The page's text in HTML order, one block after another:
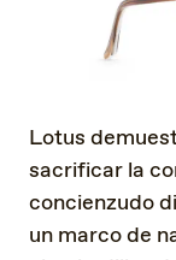
Lotus
sacrificar la
concienzudo
un marco de